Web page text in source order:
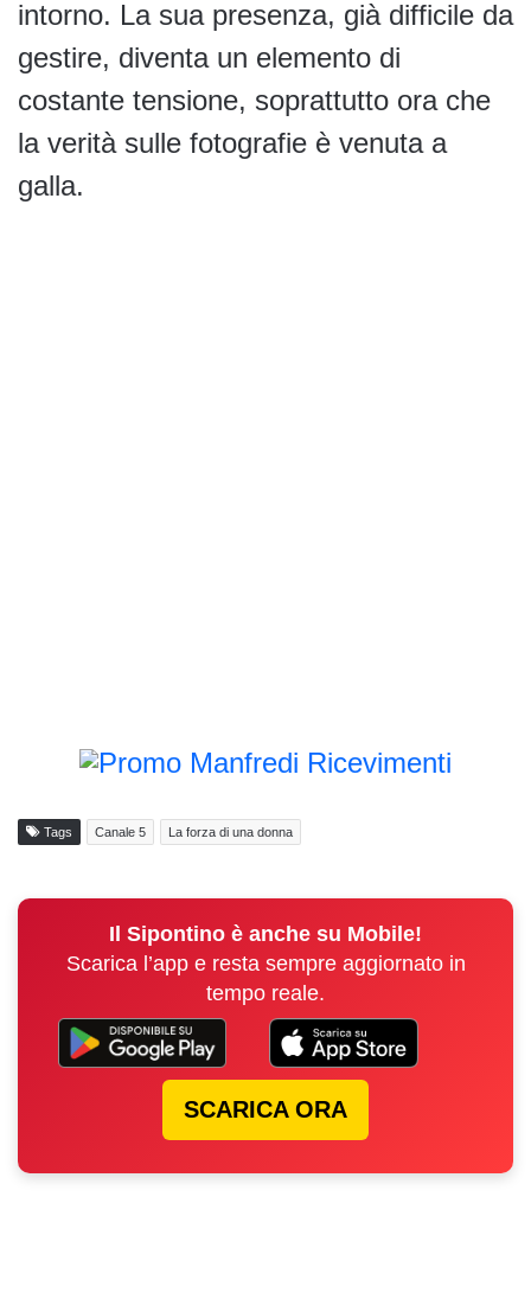
intorno. La sua presenza, già difficile da
gestire, diventa un elemento di
costante tensione, soprattutto ora che
la verità sulle fotografie è venuta a
galla.
Tags Canale 5 La forza di una donna
Il Sipontino è anche su Mobile!
Scarica l’app e resta sempre aggiornato in
tempo reale.
SCARICA ORA